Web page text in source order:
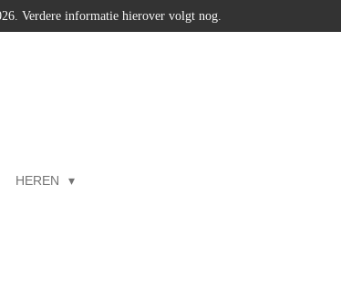
Verdere informatie hierover volgt nog.
HEREN